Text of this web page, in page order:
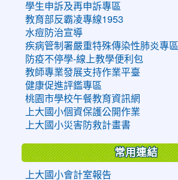
學生申訴及再申訴專區
教育部反霸凌專線1953
水痘防治宣導
疾病管制署嚴重特殊傳染性肺炎專區
防疫不停學-線上教學便利包
教師專業發展支持作業平臺
健康促進評鑑專區
桃園市學校午餐教育資訊網
上大國小個資保護公開作業
上大國小災害防救計畫書
常用連結
上大國小會計室報告